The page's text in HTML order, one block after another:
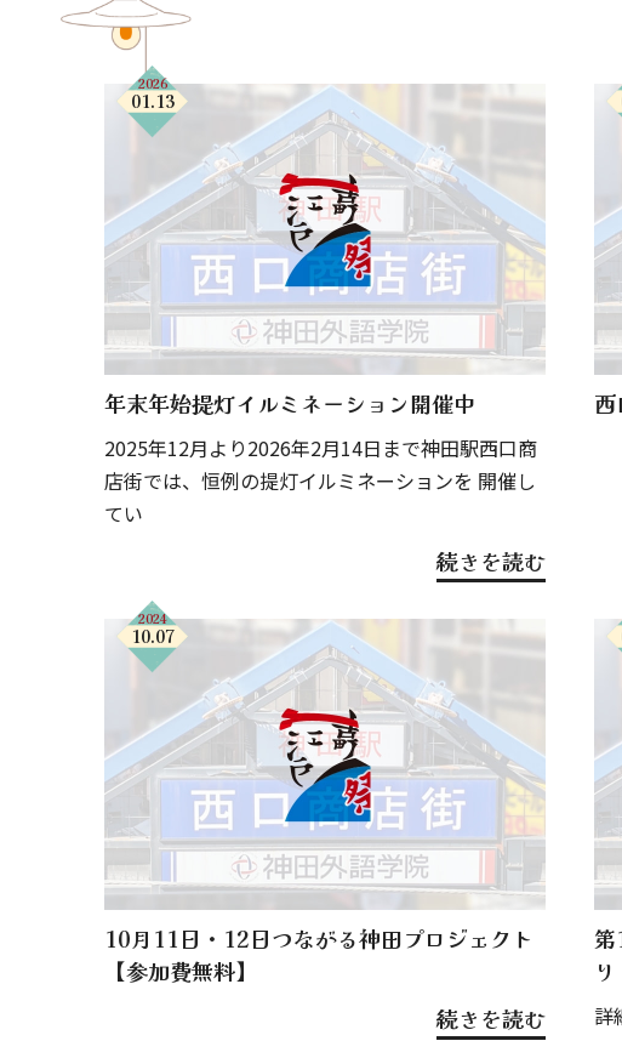
2026
01.13
年末年始提灯イルミネーション開催中
2025年12月より2026年2月14日まで神田駅西口商
店街では、恒例の提灯イルミネーションを 開催し
てい
続きを読む
2024
10.07
10月11日・12日つながる神田プロジェクト
【参加費無料】
続きを読む
り
詳